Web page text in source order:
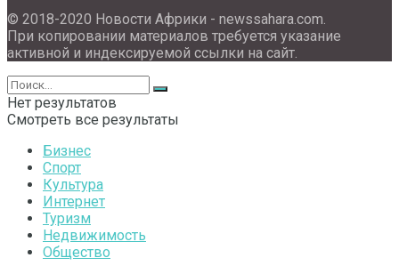
© 2018-2020 Новости Африки - newssahara.com.
При копировании материалов требуется указание
активной и индексируемой ссылки на сайт.
Нет результатов
Смотреть все результаты
Бизнес
Спорт
Культура
Интернет
Туризм
Недвижимость
Общество